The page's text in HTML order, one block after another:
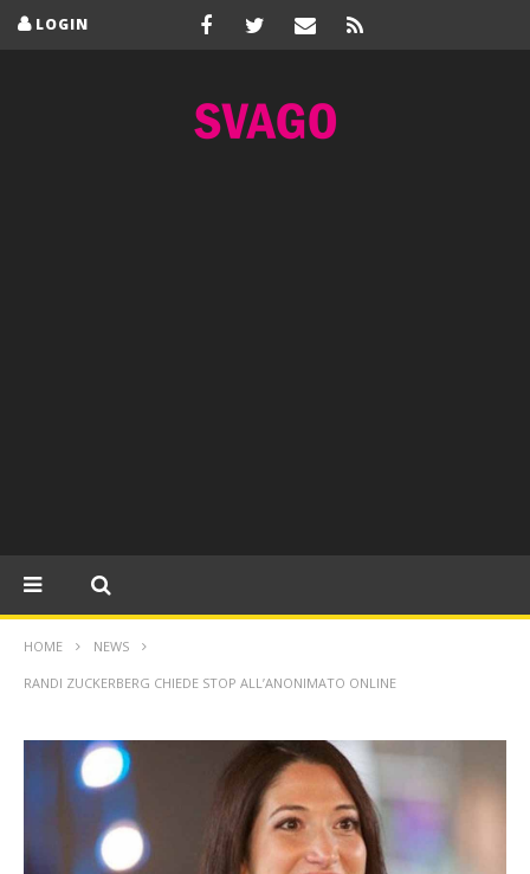
LOGIN
HOME NEWS
RANDI ZUCKERBERG CHIEDE STOP ALL’ANONIMATO ONLINE